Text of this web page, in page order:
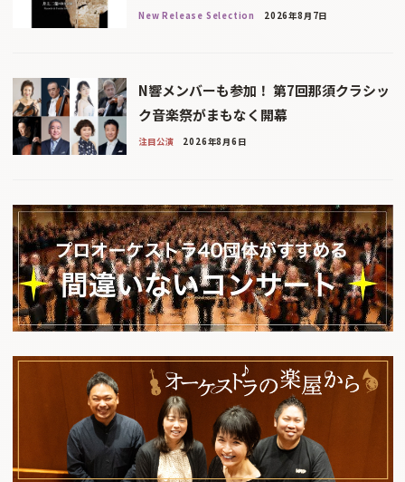
New Release Selection 2026年8月7日
N響メンバーも参加！ 第7回那須クラシッ
ク音楽祭がまもなく開幕
注目公演 2026年8月6日